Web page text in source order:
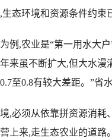
态环境和资源条件约束
,农业是“第一用水大户
来虽不断扩大,但大水漫
至0.8有较大差距。”省
须从依靠拼资源消耗
上来,走生态农业的道路